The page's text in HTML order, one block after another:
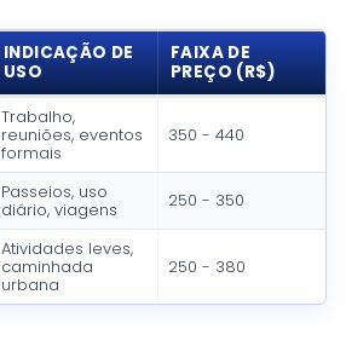
INDICAÇÃO DE
USO
FAIXA DE
PREÇO (R$)
Trabalho,
reuniões, eventos
formais
350 - 440
Passeios, uso
diário, viagens 250 - 350
Atividades leves,
caminhada
urbana
250 - 380